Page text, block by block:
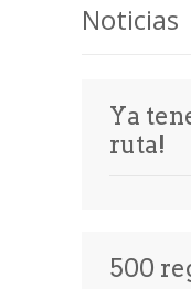
Noticias
Ya
ruta!
500